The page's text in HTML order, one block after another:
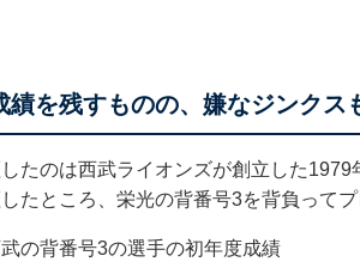
績を残すものの、嫌なジンクス
たのは西武ライオンズが創立した1979
たところ、栄光の背番号3を背負って
の背番号3の選手の初年度成績